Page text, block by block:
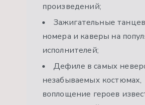
произведений;
Зажигательные
номера и каверы на
исполнителей;
Дефиле в самых
незабываемых костюмах,
воплощение героев